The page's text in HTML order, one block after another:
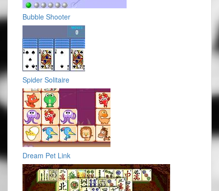
Bubble Shooter
Spider Solitaire
Dream Pet Link